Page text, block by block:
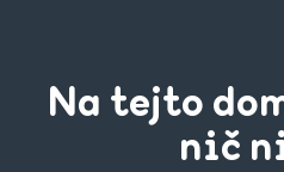
Na tejto
nič